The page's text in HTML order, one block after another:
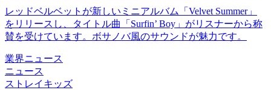
レッドベルベットが新しいミニアルバム「Velvet Summer」
をリリースし、タイトル曲「Surfin’ Boy」がリスナーから称
賛を受けています。ボサノバ風のサウンドが魅力です。
業界ニュース
ニュース
ストレイキッズ